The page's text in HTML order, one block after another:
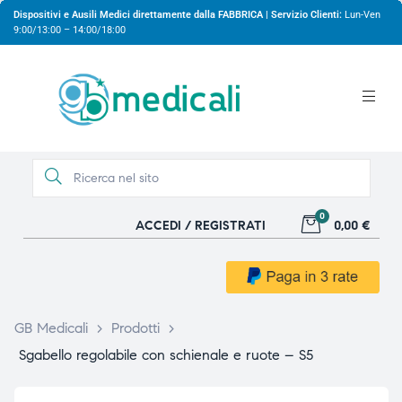
Dispositivi e Ausili Medici direttamente dalla FABBRICA | Servizio Clienti: Lun-Ven
9:00/13:00 – 14:00/18:00
ACCEDI / REGISTRATI
0
0,00 €
GB Medicali > Prodotti
>
Sgabello regolabile con schienale e ruote – S5